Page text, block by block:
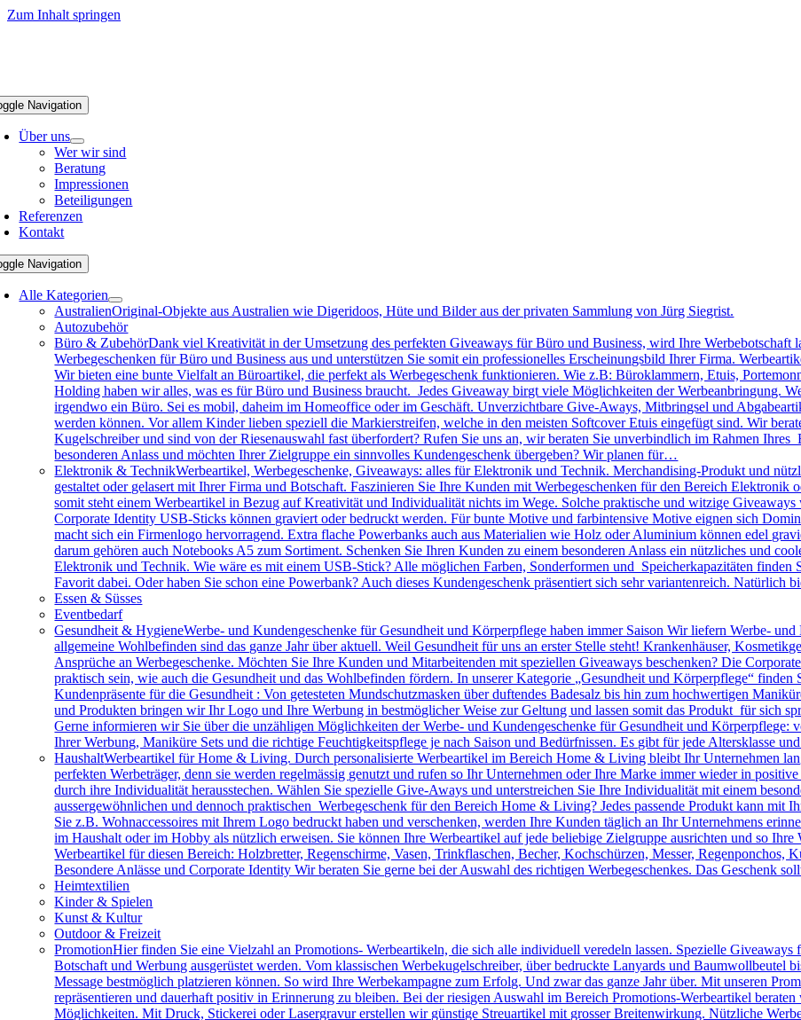
Zum Inhalt springen
Navigation
Über uns
Wer wir sind
Beratung
Impressionen
Beteiligungen
Referenzen
Kontakt
Navigation
Alle Kategorien
AustralienOriginal-Objekte aus Australien wie Digeridoos, Hüte und Bilder aus der privaten Sammlung von Jürg Siegrist.
Autozubehör
Büro & ZubehörDank viel Kreativität in der Umsetzung des perfekten Giveaways für Büro und Business, wird Ihre Werbebotschaft
Werbegeschenken für Büro und Business aus und unterstützen Sie somit ein professionelles Erscheinungsbild Ihrer Firma.
Wir bieten eine bunte Vielfalt an Büroartikel, die perfekt als Werbegeschenk funktionieren. Wie z.B: Büroklammern, Etuis,
Holding haben wir alles, was es für Büro und Business braucht. Jedes Giveaway birgt viele Möglichkeiten der Werbeanbringung.
irgendwo ein Büro. Sei es mobil, daheim im Homeoffice oder im Geschäft. Unverzichtbare Give-Aways, Mitbringsel und
werden können. Vor allem Kinder lieben speziell die Markierstreifen, welche in den meisten Softcover Etuis eingefügt sind. Wir
Kugelschreiber und sind von der Riesenauswahl fast überfordert? Rufen Sie uns an, wir beraten Sie unverbindlich im Rahmen
besonderen Anlass und möchten Ihrer Zielgruppe ein sinnvolles Kundengeschenk übergeben? Wir planen für…
Elektronik & TechnikWerbeartikel, Werbegeschenke, Giveaways: alles für Elektronik und Technik. Merchandising-Produkt und
gestaltet oder gelasert mit Ihrer Firma und Botschaft. Faszinieren Sie Ihre Kunden mit Werbegeschenken für den Bereich
somit steht einem Werbeartikel in Bezug auf Kreativität und Individualität nichts im Wege. Solche praktische und witzige
Corporate Identity USB-Sticks können graviert oder bedruckt werden. Für bunte Motive und farbintensive Motive eignen sich
macht sich ein Firmenlogo hervorragend. Extra flache Powerbanks auch aus Materialien wie Holz oder Aluminium können edel
darum gehören auch Notebooks A5 zum Sortiment. Schenken Sie Ihren Kunden zu einem besonderen Anlass ein nützliches und
Elektronik und Technik. Wie wäre es mit einem USB-Stick? Alle möglichen Farben, Sonderformen und Speicherkapazitäten finden
Favorit dabei. Oder haben Sie schon eine Powerbank? Auch dieses Kundengeschenk präsentiert sich sehr variantenreich.
Essen & Süsses
Eventbedarf
Gesundheit & HygieneWerbe- und Kundengeschenke für Gesundheit und Körperpflege haben immer Saison Wir liefern Werbe-
allgemeine Wohlbefinden sind das ganze Jahr über aktuell. Weil Gesundheit für uns an erster Stelle steht! Krankenhäuser,
Ansprüche an Werbegeschenke. Möchten Sie Ihre Kunden und Mitarbeitenden mit speziellen Giveaways beschenken? Die
praktisch sein, wie auch die Gesundheit und das Wohlbefinden fördern. In unserer Kategorie „Gesundheit und Körperpflege“
Kundenpräsente für die Gesundheit : Von getesteten Mundschutzmasken über duftendes Badesalz bis hin zum hochwertigen
und Produkten bringen wir Ihr Logo und Ihre Werbung in bestmöglicher Weise zur Geltung und lassen somit das Produkt für sich
Gerne informieren wir Sie über die unzähligen Möglichkeiten der Werbe- und Kundengeschenke für Gesundheit und
Ihrer Werbung, Maniküre Sets und die richtige Feuchtigkeitspflege je nach Saison und Bedürfnissen. Es gibt für jede Altersklasse
HaushaltWerbeartikel für Home & Living. Durch personalisierte Werbeartikel im Bereich Home & Living bleibt Ihr Unternehmen
perfekten Werbeträger, denn sie werden regelmässig genutzt und rufen so Ihr Unternehmen oder Ihre Marke immer wieder in
durch ihre Individualität herausstechen. Wählen Sie spezielle Give-Aways und unterstreichen Sie Ihre Individualität mit einem
aussergewöhnlichen und dennoch praktischen Werbegeschenk für den Bereich Home & Living? Jedes passende Produkt kann mit
Sie z.B. Wohnaccessoires mit Ihrem Logo bedruckt haben und verschenken, werden Ihre Kunden täglich an Ihr Unternehmens
im Haushalt oder im Hobby als nützlich erweisen. Sie können Ihre Werbeartikel auf jede beliebige Zielgruppe ausrichten und so
Werbeartikel für diesen Bereich: Holzbretter, Regenschirme, Vasen, Trinkflaschen, Becher, Kochschürzen, Messer, Regenponchos,
Besondere Anlässe und Corporate Identity Wir beraten Sie gerne bei der Auswahl des richtigen Werbegeschenkes. Das Geschenk
Heimtextilien
Kinder & Spielen
Kunst & Kultur
Outdoor & Freizeit
PromotionHier finden Sie eine Vielzahl an Promotions- Werbeartikeln, die sich alle individuell veredeln lassen. Spezielle
Botschaft und Werbung ausgerüstet werden. Vom klassischen Werbekugelschreiber, über bedruckte Lanyards und
Message bestmöglich platzieren können. So wird Ihre Werbekampagne zum Erfolg. Und zwar das ganze Jahr über. Mit unseren
repräsentieren und dauerhaft positiv in Erinnerung zu bleiben. Bei der riesigen Auswahl im Bereich Promotions-Werbeartikel
Möglichkeiten. Mit Druck, Stickerei oder Lasergravur erstellen wir günstige Streuartikel mit grosser Breitenwirkung. Nützliche